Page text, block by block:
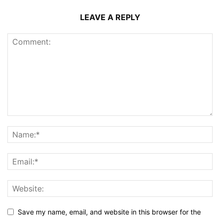
LEAVE A REPLY
Save my name, email, and website in this browser for the